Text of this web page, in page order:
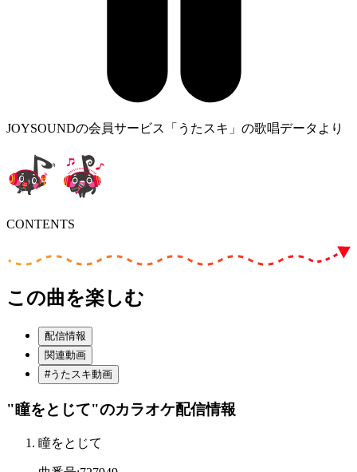
JOYSOUNDの会員サービス「うたスキ」の歌唱データより
CONTENTS
この曲を楽しむ
配信情報
関連動画
#うたスキ動画
"瞳をとじて"のカラオケ配信情報
瞳をとじて